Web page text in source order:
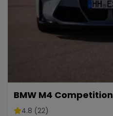
BMW M4 Competition
4.8 (22)